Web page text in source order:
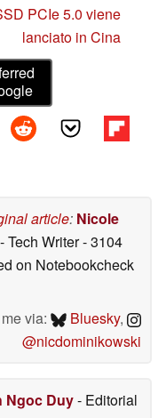
PCIe 5.0 viene
lanciato in Cina
article: Nicole
- Tech Writer- 3104
on Notebookcheck
via:
Bluesky,
@nicdominikowski
Ngoc Duy- Editorial